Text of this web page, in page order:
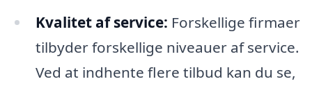
Kvalitet af service: Forskellige firmaer
tilbyder forskellige niveauer af service.
Ved at indhente flere tilbud kan du se,